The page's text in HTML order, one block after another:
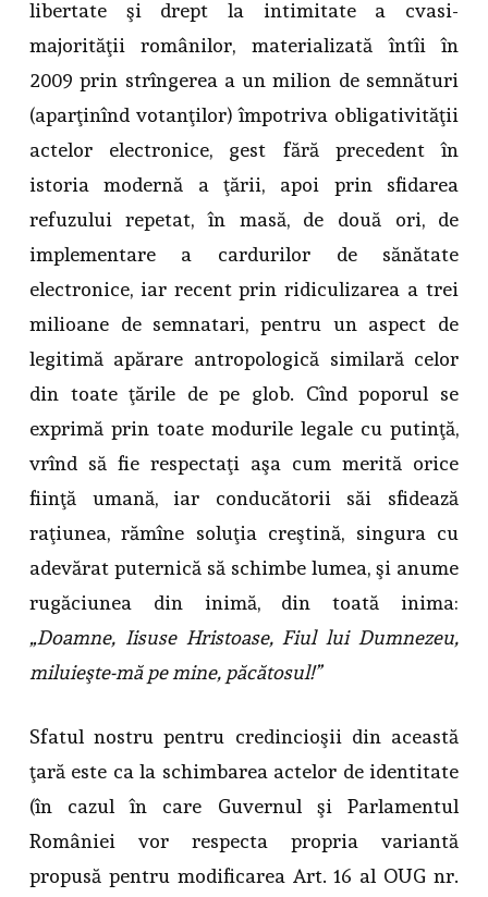
libertate şi drept la intimitate a cvasi-
majorităţii românilor, materializată întîi în
2009 prin strîngerea a un milion de semnături
(aparţinînd votanţilor) împotriva obligativităţii
actelor electronice, gest fără precedent în
istoria modernă a ţării, apoi prin sfidarea
refuzului repetat, în masă, de două ori, de
implementare a cardurilor de sănătate
electronice, iar recent prin ridiculizarea a trei
milioane de semnatari, pentru un aspect de
legitimă apărare antropologică similară celor
din toate ţările de pe glob. Cînd poporul se
exprimă prin toate modurile legale cu putinţă,
vrînd să fie respectaţi aşa cum merită orice
fiinţă umană, iar conducătorii săi sfidează
raţiunea, rămîne soluţia creştină, singura cu
adevărat puternică să schimbe lumea, şi anume
rugăciunea din inimă, din toată inima:
„Doamne, Iisuse Hristoase, Fiul lui Dumnezeu,
miluieşte-mă pe mine, păcătosul!”
Sfatul nostru pentru credincioşii din această
ţară este ca la schimbarea actelor de identitate
(în cazul în care Guvernul şi Parlamentul
României vor respecta propria variantă
propusă pentru modificarea Art. 16 al OUG nr.